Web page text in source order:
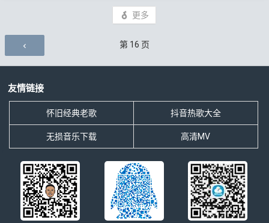
更多
评论导航 第 16 页
友情链接
怀旧经典老歌 抖音热歌大全
无损音乐下载 高清MV